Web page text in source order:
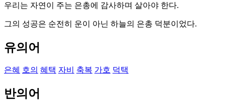
우리는 자연이 주는 은총에 감사하며 살아야 한다.
그의 성공은 순전히 운이 아닌 하늘의 은총 덕분이었다.
유의어
은혜 호의 혜택 자비 축복 가호 덕택
반의어